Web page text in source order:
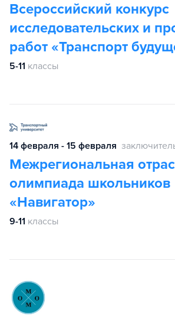
Всероссийский конкурс
исследовательских и
работ «Транспорт
5-11 классы
14 февраля - 15 февраля
Межрегиональная
олимпиада школьников
«Навигатор»
9-11 классы